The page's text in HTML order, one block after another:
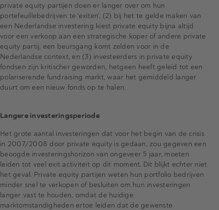
private equity partijen doen er langer over om hun
portefeuillebedrijven te ‘exiten’, (2) bij het te gelde maken van
een Nederlandse investering kiest private equity bijna altijd
voor een verkoop aan een strategische koper of andere private
equity partij, een beursgang komt zelden voor in de
Nederlandse context, en (3) investeerders in private equity
fondsen zijn kritischer geworden, hetgeen heeft geleid tot een
polariserende fundraising markt, waar het gemiddeld langer
duurt om een nieuw fonds op te halen.
Langere investeringsperiode
Het grote aantal investeringen dat voor het begin van de crisis
in 2007/2008 door private equity is gedaan, zou gegeven een
beoogde investeringshorizon van ongeveer 5 jaar, moeten
leiden tot veel exit activiteit op dit moment. Dit blijkt echter niet
het geval. Private equity partijen weten hun portfolio bedrijven
minder snel te verkopen of besluiten om hun investeringen
langer vast te houden, omdat de huidige
marktomstandigheden ertoe leiden dat de gewenste